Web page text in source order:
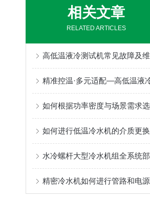
相关文章
RELATED ARTICLES
如何进行低温冷水机的介质更换